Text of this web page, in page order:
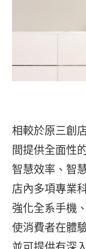
相較於原三創
間提供全面性
智慧效率、智
店內多項專業
強化全系手機
使消費者在體